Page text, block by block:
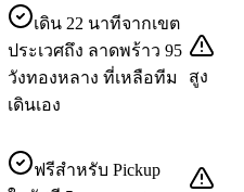
เดิน 22 นาทีจากเขต
ประเวศถึง ลาดพร้าว 95
วังทองหลาง ที่เหลือทีม
เดินเอง
สูง
ฟรีสำหรับ Pickup